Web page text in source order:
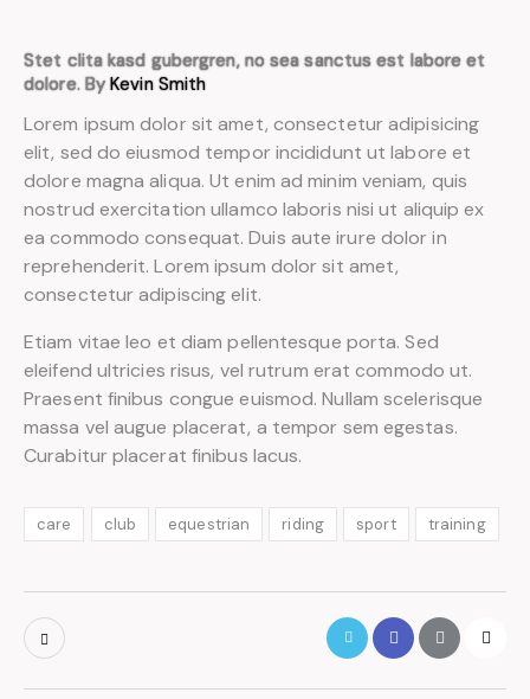
Stet clita kasd gubergren, no sea sanctus est labore et
dolore. ByKevin Smith
Lorem ipsum dolor sit amet, consectetur adipisicing
elit, sed do eiusmod tempor incididunt ut labore et
dolore magna aliqua. Ut enim ad minim veniam, quis
nostrud exercitation ullamco laboris nisi ut aliquip ex
ea commodo consequat. Duis aute irure dolor in
reprehenderit. Lorem ipsum dolor sit amet,
consectetur adipiscing elit.
Etiam vitae leo et diam pellentesque porta. Sed
eleifend ultricies risus, vel rutrum erat commodo ut.
Praesent finibus congue euismod. Nullam scelerisque
massa vel augue placerat, a tempor sem egestas.
Curabitur placerat finibus lacus.
care club equestrian riding sport training